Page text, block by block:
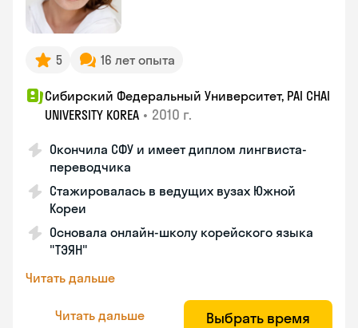
5 16 лет опыта
Сибирский Федеральный Университет, PAI CHAI
UNIVERSITY KOREA • 2010 г.
Окончила СФУ и имеет диплом лингвиста-
переводчика
Стажировалась в ведущих вузах Южной
Кореи
Основала онлайн-школу корейского языка
"ТЭЯН"
Читать дальше
Читать дальше Выбрать время